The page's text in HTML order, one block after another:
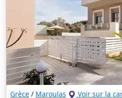
Grèce / Maroulas Voir sur la